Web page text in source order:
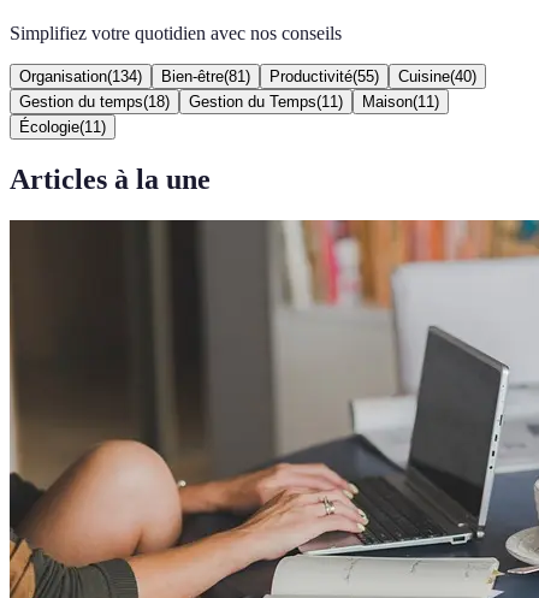
Simplifiez votre quotidien avec nos conseils
Organisation(134) Bien-être(81 ) Productivité(55) Cuisine(40)
Gestion du temps(18) Gestion du Temps(11 ) Maison(11 )
Écologie(11 )
Articles à la une